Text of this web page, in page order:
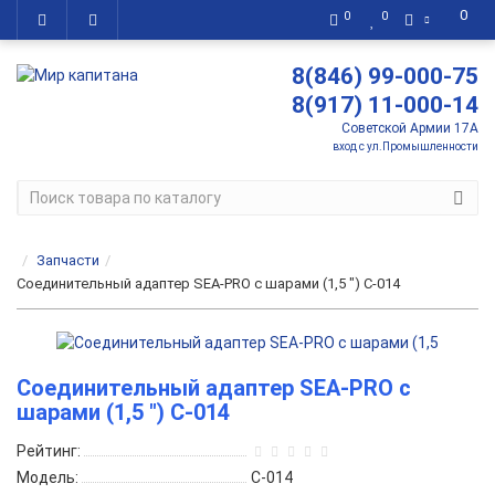
0
0 0
8(846) 99-000-75
8(917) 11-000-14
Советской Армии 17А
вход с ул.Промышленности
Запчасти
Соединительный адаптер SEA-PRO с шарами (1,5 ") C-014
Соединительный адаптер SEA-PRO с
шарами (1,5 ") C-014
Рейтинг:
Модель:
C-014